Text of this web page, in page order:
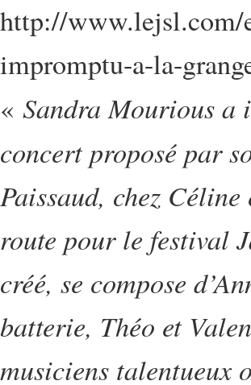
http://www.lejsl.com/
impromptu-a-la-
« Sandra Mourious a
concert proposé par
Paissaud, chez
route pour le festival
créé, se compose
batterie, Théo et
musiciens talentueux